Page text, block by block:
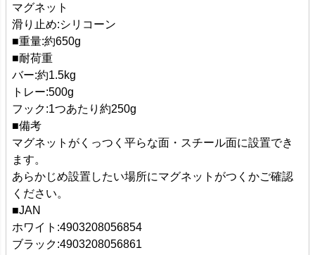
マグネット
滑り止め:シリコーン
■重量:約650g
■耐荷重
バー:約1.5kg
トレー:500g
フック:1つあたり約250g
■備考
マグネットがくっつく平らな面・スチール面に設置でき
ます。
あらかじめ設置したい場所にマグネットがつくかご確認
ください。
■JAN
ホワイト:4903208056854
ブラック:4903208056861